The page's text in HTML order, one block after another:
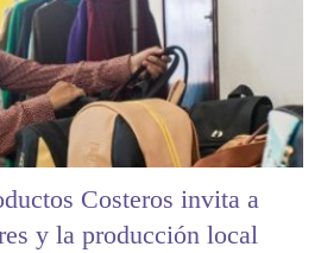
Costeros invita a
y la producción local